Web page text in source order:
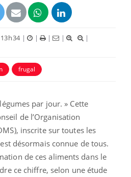
| | | |
|
frugal
par jour. » Cette
de l’Organisation
inscrite sur toutes les
désormais connue de tous.
de ces aliments dans le
ce chiffre, selon une étude